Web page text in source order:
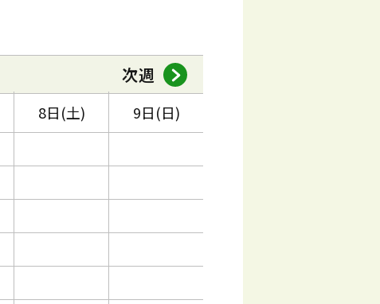
次週
8日(土) 9日(日)